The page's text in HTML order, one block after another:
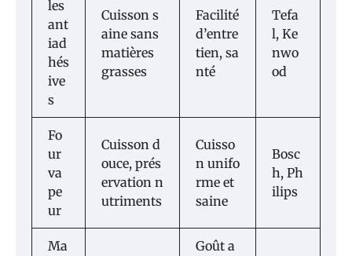
les
ant
iad
hés
ive
s
Cuisson s
aine sans
matières
grasses
Facilité
d’entre
tien, sa
nté
Tefa
l, Ke
nwo
od
Fo
ur
va
pe
ur
Cuisson d
ouce, prés
ervation n
utriments
Cuisso
n unifo
rme et
saine
Bosc
h, Ph
ilips
Ma
Goût a